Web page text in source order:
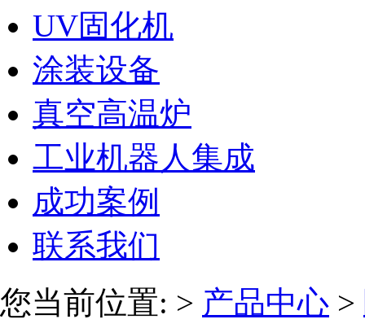
UV固化机
涂装设备
真空高温炉
工业机器人集成
成功案例
联系我们
您当前位置: > 产品中心 >